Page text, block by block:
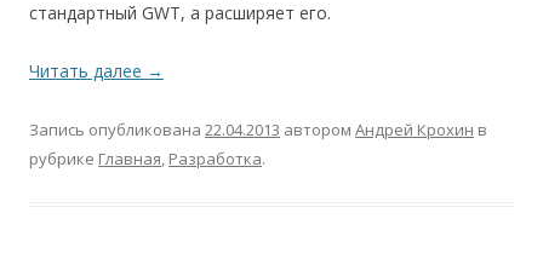
стандартный GWT, а расширяет его.
Читать далее →
Запись опубликована 22.04.2013 автором Андрей Крохин в
рубрике Главная, Разработка.